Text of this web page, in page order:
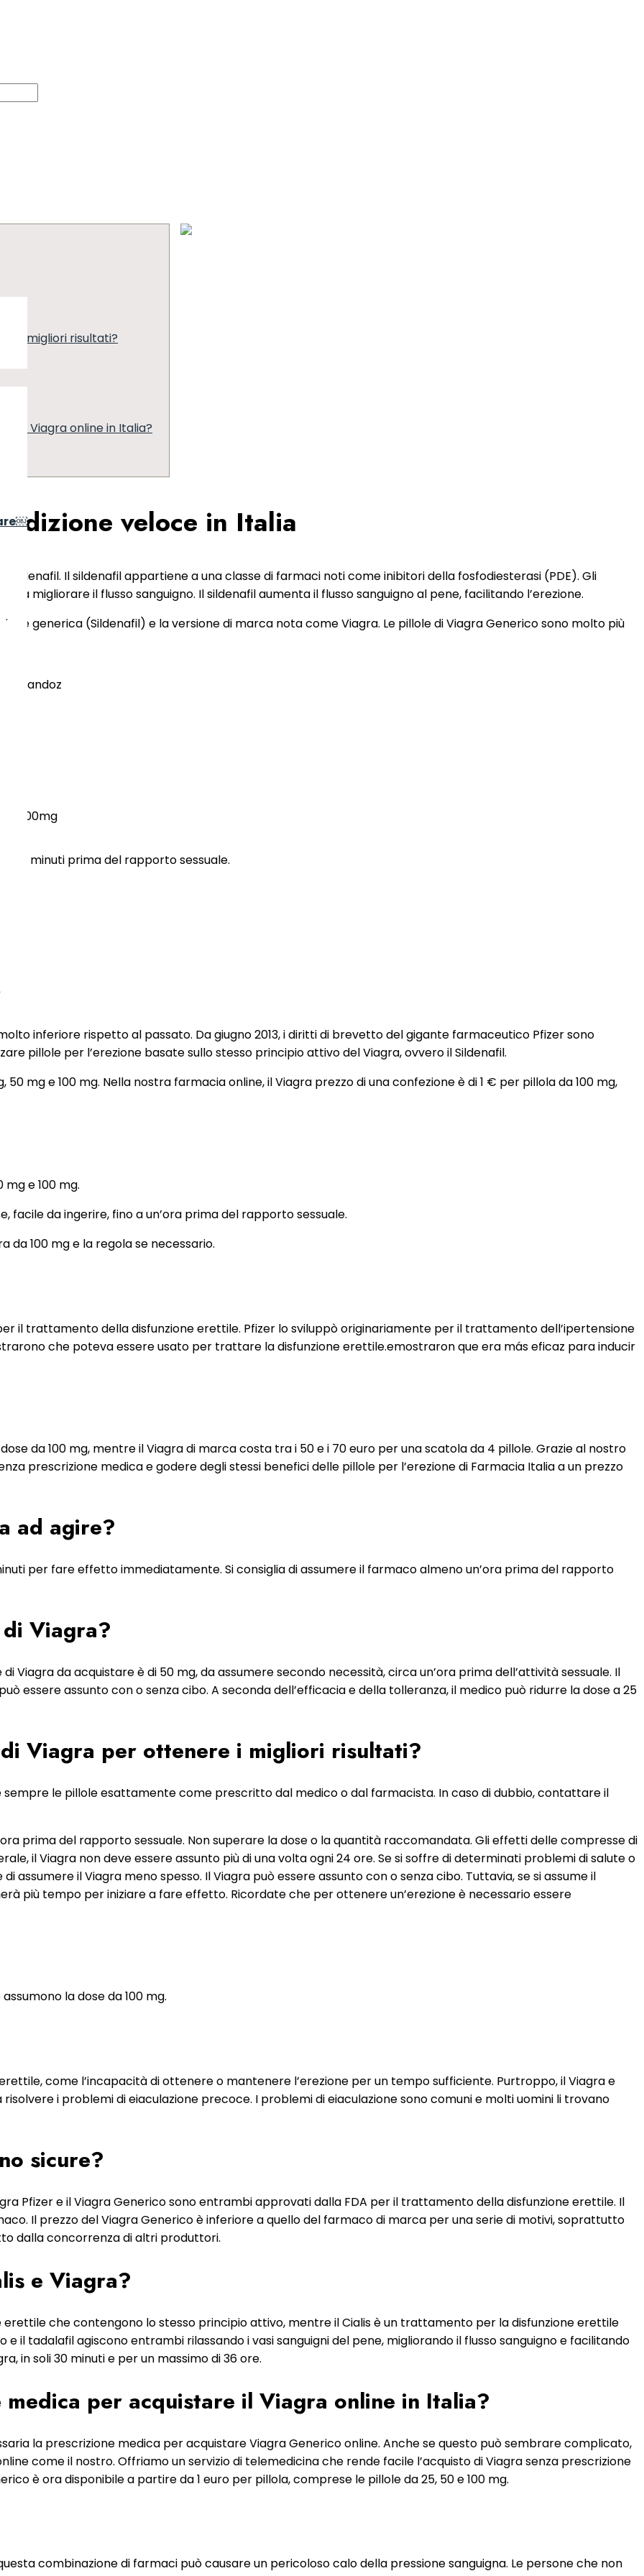
i migliori risultati?
il Viagra online in Italia?
veloce in Italia
Il sildenafil appartiene a una classe di farmaci noti come inibitori della fosfodiesterasi (PDE). Gli
a migliorare il flusso sanguigno. Il sildenafil aumenta il flusso sanguigno al pene, facilitando l’erezione.
generica (Sildenafil) e la versione di marca nota come Viagra. Le pillole di Viagra Generico sono molto più
Sandoz
200mg
60 minuti prima del rapporto sessuale.
inferiore rispetto al passato. Da giugno 2013, i diritti di brevetto del gigante farmaceutico Pfizer sono
pillole per l’erezione basate sullo stesso principio attivo del Viagra, ovvero il Sildenafil.
50 mg e 100 mg. Nella nostra farmacia online, il Viagra prezzo di una confezione è di 1 € per pillola da 100 mg,
e 100 mg.
facile da ingerire, fino a un’ora prima del rapporto sessuale.
da 100 mg e la regola se necessario.
il trattamento della disfunzione erettile. Pfizer lo sviluppò originariamente per il trattamento dell’ipertensione
che poteva essere usato per trattare la disfunzione erettile.emostraron que era más eficaz para inducir
da 100 mg, mentre il Viagra di marca costa tra i 50 e i 70 euro per una scatola da 4 pillole. Grazie al nostro
prescrizione medica e godere degli stessi benefici delle pillole per l’erezione di Farmacia Italia a un prezzo
ad agire?
per fare effetto immediatamente. Si consiglia di assumere il farmaco almeno un’ora prima del rapporto
Viagra?
Viagra da acquistare è di 50 mg, da assumere secondo necessità, circa un’ora prima dell’attività sessuale. Il
essere assunto con o senza cibo. A seconda dell’efficacia e della tolleranza, il medico può ridurre la dose a 25
Viagra per ottenere i migliori risultati?
sempre le pillole esattamente come prescritto dal medico o dal farmacista. In caso di dubbio, contattare il
prima del rapporto sessuale. Non superare la dose o la quantità raccomandata. Gli effetti delle compresse di
il Viagra non deve essere assunto più di una volta ogni 24 ore. Se si soffre di determinati problemi di salute o
assumere il Viagra meno spesso. Il Viagra può essere assunto con o senza cibo. Tuttavia, se si assume il
più tempo per iniziare a fare effetto. Ricordate che per ottenere un’erezione è necessario essere
la dose da 100 mg.
come l’incapacità di ottenere o mantenere l’erezione per un tempo sufficiente. Purtroppo, il Viagra e
i problemi di eiaculazione precoce. I problemi di eiaculazione sono comuni e molti uomini li trovano
sicure?
Pfizer e il Viagra Generico sono entrambi approvati dalla FDA per il trattamento della disfunzione erettile. Il
Il prezzo del Viagra Generico è inferiore a quello del farmaco di marca per una serie di motivi, soprattutto
dalla concorrenza di altri produttori.
e Viagra?
che contengono lo stesso principio attivo, mentre il Cialis è un trattamento per la disfunzione erettile
il tadalafil agiscono entrambi rilassando i vasi sanguigni del pene, migliorando il flusso sanguigno e facilitando
in soli 30 minuti e per un massimo di 36 ore.
per acquistare il Viagra online in Italia?
la prescrizione medica per acquistare Viagra Generico online. Anche se questo può sembrare complicato,
come il nostro. Offriamo un servizio di telemedicina che rende facile l’acquisto di Viagra senza prescrizione
è ora disponibile a partire da 1 euro per pillola, comprese le pillole da 25, 50 e 100 mg.
combinazione di farmaci può causare un pericoloso calo della pressione sanguigna. Le persone che non